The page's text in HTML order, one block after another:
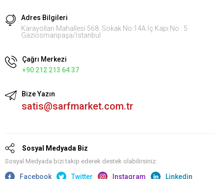
Adres Bilgileri
Karayolları Mahallesi 568. Sokak No:14A İç Kapı No : 5
Gaziosmanpaşa/İstanbul
Çağrı Merkezi
+90 212 213 64 37
Bize Yazın
satis@sarfmarket.com.tr
Sosyal Medyada Biz
Sosyal Medyada bizi takip ederek destek olabilirsiniz.
Facebook Twitter Instagram Linkedin